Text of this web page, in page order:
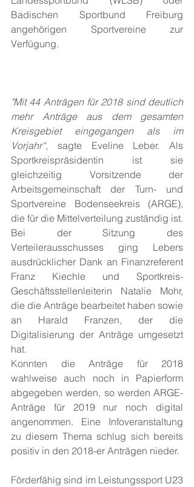
Badischen Sportbund Freiburg
angehörigen Sportvereine zur
Verfügung.
"Mit 44 Anträgen für 2018 sind deutlich
mehr Anträge aus dem gesamten
Kreisgebiet eingegangen als im
Vorjahr“, sagte Eveline Leber. Als
Sportkreispräsidentin ist sie
gleichzeitig Vorsitzende der
Arbeitsgemeinschaft der Turn- und
Sportvereine Bodenseekreis (ARGE),
die für die Mittelverteilung zuständig ist.
Bei der Sitzung des
Verteilerausschusses ging Lebers
ausdrücklicher Dank an Finanzreferent
Franz Kiechle und Sportkreis-
Geschäftsstellenleiterin Natalie Mohr,
die die Anträge bearbeitet haben sowie
an Harald Franzen, der die
Digitalisierung der Anträge umgesetzt
hat.
Konnten die Anträge für 2018
wahlweise auch noch in Papierform
abgegeben werden, so werden ARGE-
Anträge für 2019 nur noch digital
angenommen. Eine Infoveranstaltung
zu diesem Thema schlug sich bereits
positiv in den 2018-er Anträgen nieder.
Förderfähig sind im Leistungssport U23